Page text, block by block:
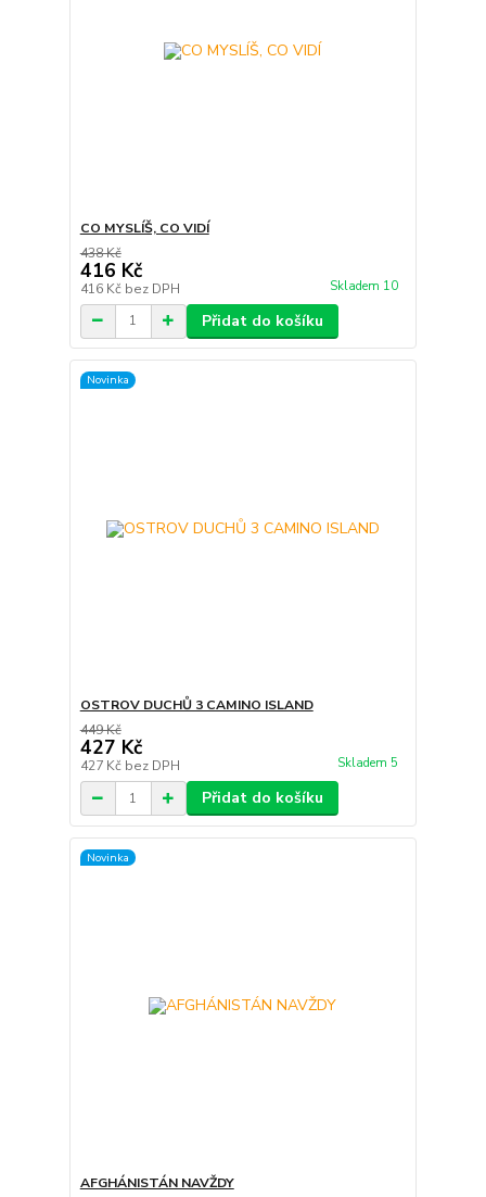
CO MYSLÍŠ, CO VIDÍ
438 Kč
416 Kč
416 Kč bez DPH Skladem 10
Přidat do košíku
Novinka
OSTROV DUCHŮ 3 CAMINO ISLAND
449 Kč
427 Kč
427 Kč bez DPH Skladem 5
Přidat do košíku
Novinka
AFGHÁNISTÁN NAVŽDY